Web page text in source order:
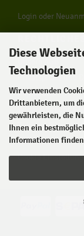
Login oder
Privatsphäre und
Impressum
Widerrufsrecht &
Zahlung & Versand
Lieferzeit
Cookie
Diese
Technologien
Wir verwenden
Drittanbietern, um
gewährleisten, die
Ihnen ein
Informationen